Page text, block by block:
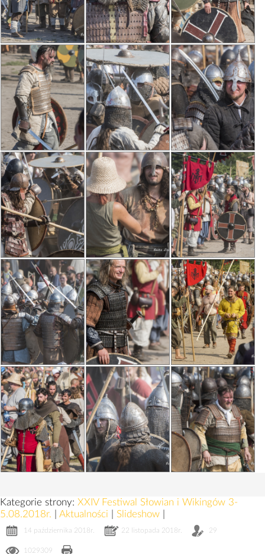
Kategorie strony: XXIV Festiwal Słowian i Wikingów 3-
5.08.2018r.
Aktualności Slideshow
14 października 2018r. 22 listopada 2018r. 29
1029309